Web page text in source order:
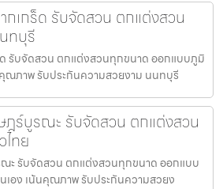
กเกร็ด รับจัดสวน ตกแต่งสวน
ทบุรี
รับจัดสวน ตกแต่งสวนทุกขนาด ออกแบบภูมิ
ณภาพ รับประกันความสวยงาม นนทบุรี
ฎร์บูรณะ รับจัดสวน ตกแต่งสวน
ทย
ะ รับจัดสวน ตกแต่งสวนทุกขนาด ออกแบบ
เอง เน้นคุณภาพ รับประกันความสวยง